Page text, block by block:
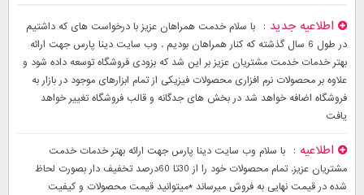
اطلاعیه جدید
با سلام خدمت همراهان عزیز با درخواست های که داشتیم
در طول 6 سال گذشته که کنار همراهان بودیم . وب سایت دینا پارس جهت ارائه
بهتر خدمات خدمت مشتریان عزیز بر این شد که بزودی فروشگاه توسعه داده شود و
علاوه بر محصولات نرم افزاری محصولات فیزیکی از تمام ابزارهای موجود در بازار به
فروشگاه اضافه خواهد شد در بخش های جدگانه و قالب فروشگاه تغییر خواهد
یافت
اطلاعیه
با سلام وب سایت دینا پارس جهت ارائه بهتر خدمات خدمت
مشتریان عزیز. تمام محصولات خود را از 30تا 60درصد تخفیف دار بصورت لحاظ
شده در قیمت نهایی به فروش میرساند *میتوانید قیمت محصولات و کیفیت